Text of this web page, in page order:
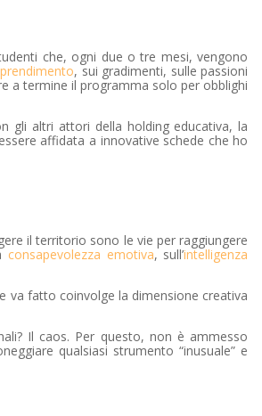
che, ogni due o tre mesi, vengono
, sui gradimenti, sulle passioni
a termine il programma solo per obblighi
gli altri attori della holding educativa, la
affidata a innovative schede che ho
il territorio sono le vie per raggiungere
consapevolezza emotiva, sull’intelligenza
va fatto coinvolge la dimensione creativa
Il caos. Per questo, non è ammesso
qualsiasi strumento “inusuale” e